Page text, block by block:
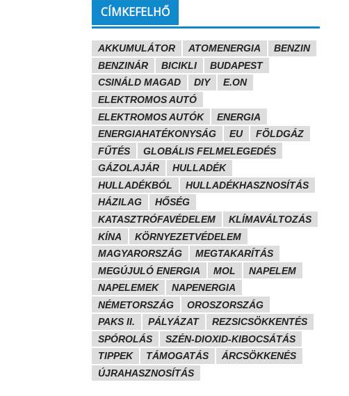
CÍMKEFELHŐ
AKKUMULÁTOR ATOMENERGIA
BENZIN
BENZINÁR
BICIKLI
BUDAPEST
CSINÁLD MAGAD
DIY
E.ON
ELEKTROMOS AUTÓ
ELEKTROMOS AUTÓK
ENERGIA
ENERGIAHATÉKONYSÁG
EU
FÖLDGÁZ
FŰTÉS
GLOBÁLIS FELMELEGEDÉS
GÁZOLAJÁR
HULLADÉK
HULLADÉKBÓL
HULLADÉKHASZNOSÍTÁS
HÁZILAG
HŐSÉG
KATASZTRÓFAVÉDELEM
KLÍMAVÁLTOZÁS
KÍNA
KÖRNYEZETVÉDELEM
MAGYARORSZÁG
MEGTAKARÍTÁS
MEGÚJULÓ ENERGIA
MOL
NAPELEM
NAPELEMEK
NAPENERGIA
NÉMETORSZÁG
OROSZORSZÁG
PAKS II.
PÁLYÁZAT
REZSICSÖKKENTÉS
SPÓROLÁS
SZÉN-DIOXID-KIBOCSÁTÁS
TIPPEK
TÁMOGATÁS
ÁRCSÖKKENÉS
ÚJRAHASZNOSÍTÁS